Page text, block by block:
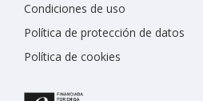
Condiciones de uso
Política de protección de datos
Política de cookies